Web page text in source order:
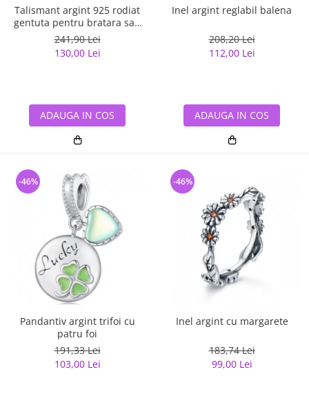
Talismant argint 925 rodiat
gentuta pentru bratara sau
lant
241,90 Lei
130,00 Lei
ADAUGA IN COS
Inel argint reglabil balena
208,20 Lei
112,00 Lei
ADAUGA IN COS
Pandantiv argint trifoi cu
patru foi
191,33 Lei
103,00 Lei
-46%
Inel argint cu margarete
183,74 Lei
99,00 Lei
-46%